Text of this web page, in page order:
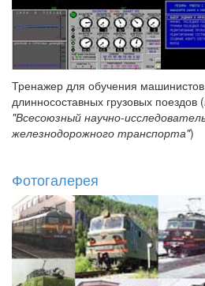
Тренажер для обучения
длинносоставных грузовых поездов (
"Всесоюзный научно-
железнодорожного транспорта")
Фотогалерея